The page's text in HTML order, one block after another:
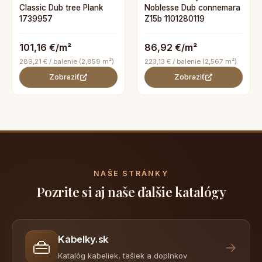
Classic Dub tree Plank
1739957
101,16 €/m²
289,21 € / balenie (2,859 m²)
Zobraziť
Noblesse Dub connemara
Z15b 1101280119
86,92 €/m²
223,13 € / balenie (2,567 m²)
Zobraziť
NAŠE STRÁNKY
Pozrite si aj naše ďalšie katalógy
👜 Kabelky.sk
Katalóg kabeliek, tašiek a doplnkov
→